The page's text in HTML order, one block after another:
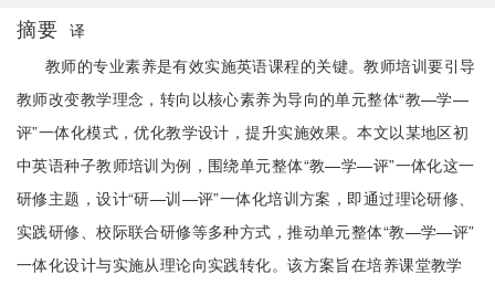
摘要 译
教师的专业素养是有效实施英语课程的关键。教师培训要引导
教师改变教学理念，转向以核心素养为导向的单元整体“教—学—
评”一体化模式，优化教学设计，提升实施效果。本文以某地区初
中英语种子教师培训为例，围绕单元整体“教—学—评”一体化这一
研修主题，设计“研—训—评”一体化培训方案，即通过理论研修、
实践研修、校际联合研修等多种方式，推动单元整体“教—学—评”
一体化设计与实施从理论向实践转化。该方案旨在培养课堂教学